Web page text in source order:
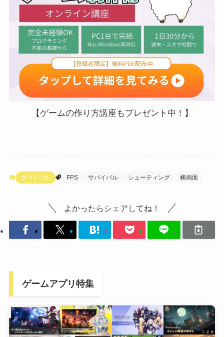
【ゲームの作り方講座もプレゼント中！】
サバイバル FPS サバイバル シューティング 横画面
よかったらシェアしてね！
ゲームアプリ特集